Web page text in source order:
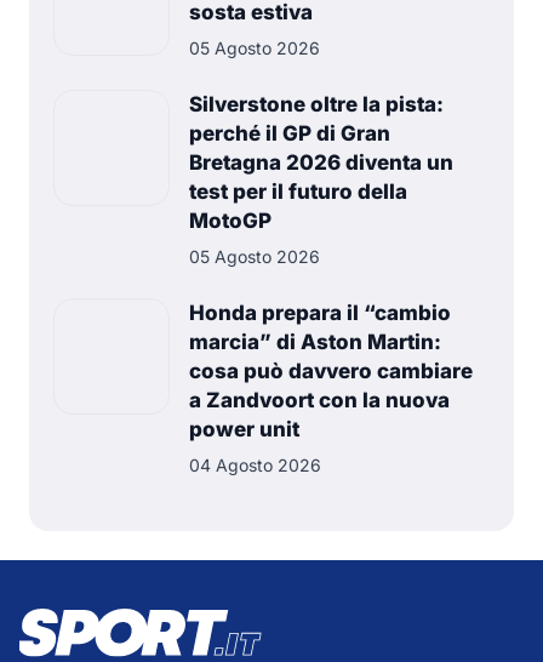
sosta estiva
05 Agosto 2026
Silverstone oltre la pista:
perché il GP di Gran
Bretagna 2026 diventa un
test per il futuro della
MotoGP
05 Agosto 2026
Honda prepara il “cambio
marcia” di Aston Martin:
cosa può davvero cambiare
a Zandvoort con la nuova
power unit
04 Agosto 2026